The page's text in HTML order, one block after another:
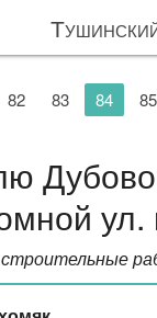
82 83 84 85